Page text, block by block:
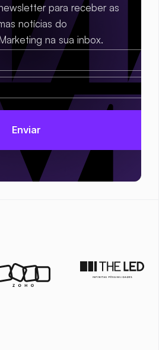
para receber as
notícias do
na sua inbox.